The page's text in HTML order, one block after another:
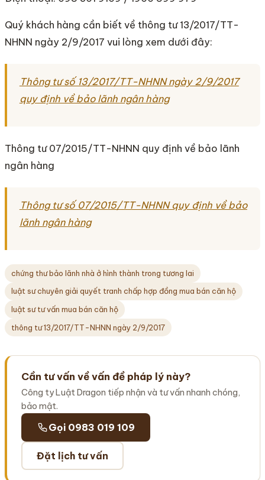
Quý khách hàng cần biết về thông tư 13/2017/TT-
NHNN ngày 2/9/2017 vui lòng xem dưới đây:
Thông tư số 13/2017/TT-NHNN ngày 2/9/2017
quy định về bảo lãnh ngân hàng
Thông tư 07/2015/TT-NHNN quy định về bảo lãnh
ngân hàng
Thông tư số 07/2015/TT-NHNN quy định về bảo
lãnh ngân hàng
chứng thư bảo lãnh nhà ở hình thành trong tương lai
luật sư chuyên giải quyết tranh chấp hợp đồng mua bán căn hộ
luật sư tư vấn mua bán căn hộ
thông tư 13/2017/TT-NHNN ngày 2/9/2017
Cần tư vấn về vấn đề pháp lý này?
Công ty Luật Dragon tiếp nhận và tư vấn nhanh chóng,
bảo mật.
Gọi 0983 019 109
Đặt lịch tư vấn